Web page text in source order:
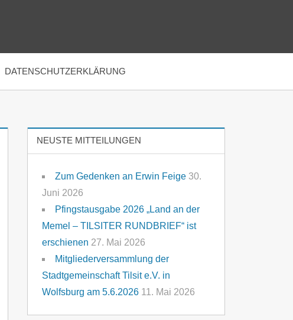
DATENSCHUTZERKLÄRUNG
NEUSTE MITTEILUNGEN
Zum Gedenken an Erwin Feige 30.
Juni 2026
Pfingstausgabe 2026 „Land an der
Memel – TILSITER RUNDBRIEF“ ist
erschienen 27. Mai 2026
Mitgliederversammlung der
Stadtgemeinschaft Tilsit e.V. in
Wolfsburg am 5.6.2026 11. Mai 2026